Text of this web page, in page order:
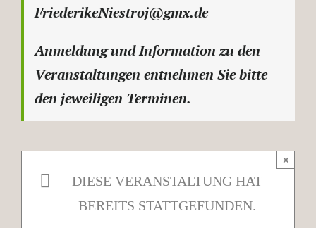
FriederikeNiestroj@gmx.de
Anmeldung und Information zu den
Veranstaltungen entnehmen Sie bitte
den jeweiligen Terminen.
DIESE VERANSTALTUNG HAT
BEREITS STATTGEFUNDEN.
×